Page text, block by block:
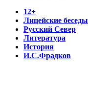
12+
Лицейские беседы
Русский Север
Литература
История
И.С.Фрадков